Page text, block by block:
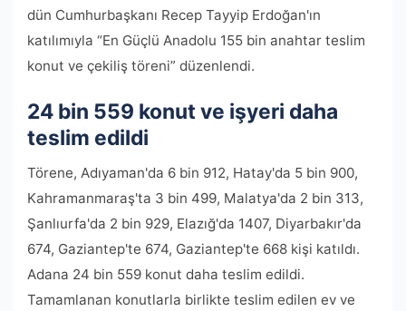
dün Cumhurbaşkanı Recep Tayyip Erdoğan'ın
katılımıyla “En Güçlü Anadolu 155 bin anahtar teslim
konut ve çekiliş töreni” düzenlendi.
24 bin 559 konut ve işyeri daha
teslim edildi
Törene, Adıyaman'da 6 bin 912, Hatay'da 5 bin 900,
Kahramanmaraş'ta 3 bin 499, Malatya'da 2 bin 313,
Şanlıurfa'da 2 bin 929, Elazığ'da 1407, Diyarbakır'da
674, Gaziantep'te 674, Gaziantep'te 668 kişi katıldı.
Adana 24 bin 559 konut daha teslim edildi.
Tamamlanan konutlarla birlikte teslim edilen ev ve